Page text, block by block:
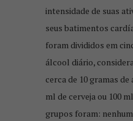
intensidade de suas
seus batimentos
foram divididos em
álcool diário,
cerca de 10 gramas
ml de cerveja ou 100
grupos foram: